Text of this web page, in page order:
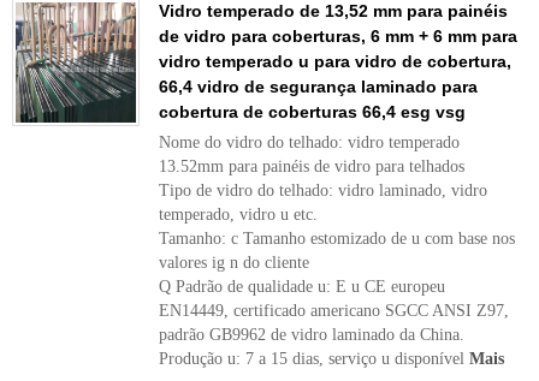
Vidro temperado de 13,52 mm para painéis
de vidro para coberturas, 6 mm + 6 mm para
vidro temperado u para vidro de cobertura,
66,4 vidro de segurança laminado para
cobertura de coberturas 66,4 esg vsg
Nome do vidro do telhado: vidro temperado
13.52mm para painéis de vidro para telhados
Tipo de vidro do telhado: vidro laminado, vidro
temperado, vidro u etc.
Tamanho: c Tamanho estomizado de u com base nos
valores ig n do cliente
Q Padrão de qualidade u: E u CE europeu
EN14449, certificado americano SGCC ANSI Z97,
padrão GB9962 de vidro laminado da China.
Produção u: 7 a 15 dias, serviço u disponível Mais